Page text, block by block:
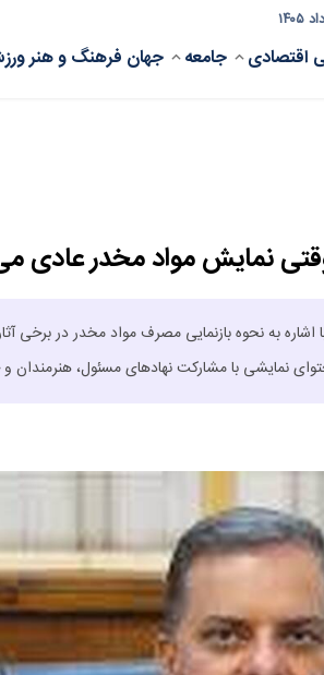
اقتصادی جامعه جهان فرهنگ و هنر
وقتی نمایش مواد مخدر عادی
به نحوه بازنمایی مصرف مواد مخدر در برخی
نمایشی با مشارکت نهاد‌های مسئول، هنرمندان و